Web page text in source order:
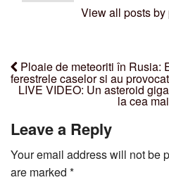
View all posts by
Ploaie de meteoriti în Rusia:
ferestrele caselor si au
LIVE VIDEO: Un asteroid
la cea
Leave a Reply
Your email address will not be
are marked *